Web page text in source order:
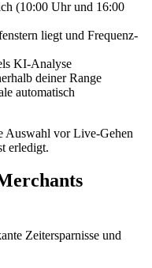
(10:00 Uhr und 16:00
liegt und Frequenz-
KI-Analyse
deiner Range
automatisch
Auswahl vor Live-Gehen
erledigt.
Zeitersparnisse und